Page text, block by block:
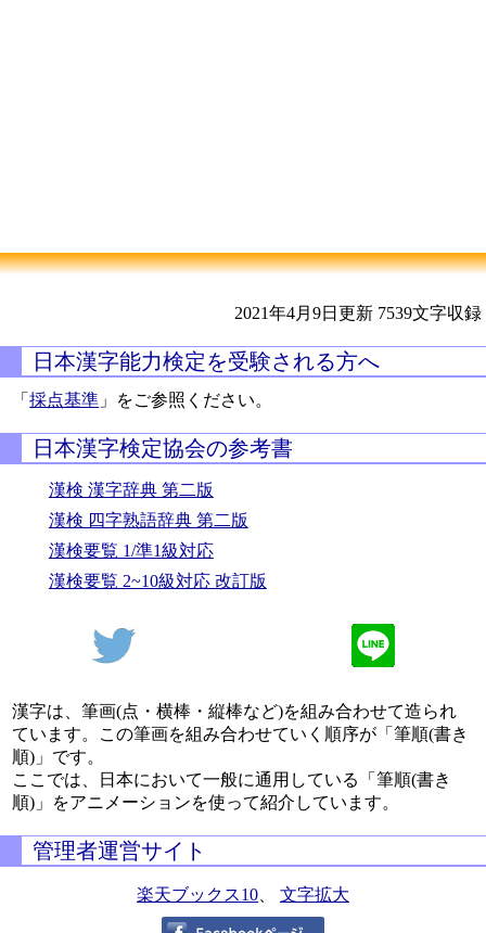
2021年4月9日更新 7539文字収録
日本漢字能力検定を受験される方へ
「採点基準 」をご参照ください。
日本漢字検定協会の参考書
漢検 漢字辞典 第二版
漢検 四字熟語辞典 第二版
漢検要覧 1/準1級対応
漢検要覧 2~10級対応 改訂版
漢字は、筆画(点・横棒・縦棒など)を組み合わせて造られ
ています。この筆画を組み合わせていく順序が「筆順(書き
順)」です。
ここでは、日本において一般に通用している「筆順(書き
順)」をアニメーションを使って紹介しています。
管理者運営サイト
楽天ブックス10 文字拡大